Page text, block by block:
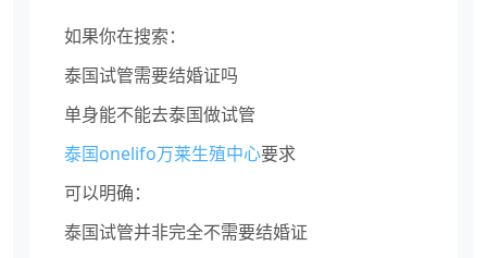
如果你在搜索：
泰国试管需要结婚证吗
单身能不能去泰国做试管
泰国onelifo万莱生殖中心要求
可以明确：
泰国试管并非完全不需要结婚证